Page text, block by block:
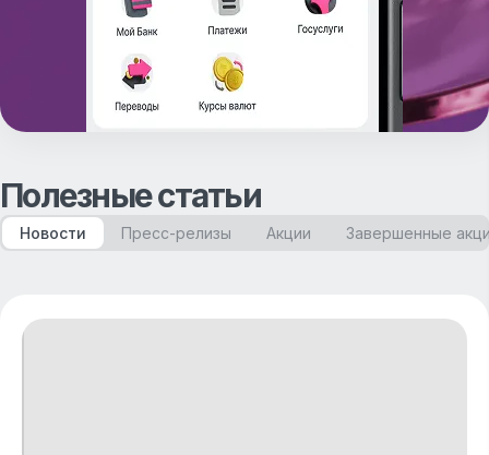
Полезные статьи
Новости Пресс-релизы Акции Завершенные